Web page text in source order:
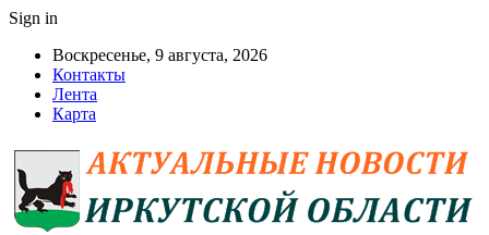
Sign in
Воскресенье, 9 августа, 2026
Контакты
Лента
Карта